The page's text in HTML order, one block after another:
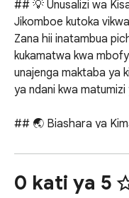
## 💡 Unusalizi wa
Jikomboe kutoka
Zana hii inatambua
kukamatwa kwa
unajenga maktaba ya
ya ndani kwa
## 🌏 Biashara ya
Amazon katika
zenye uwezo mkubwa
SHEIN inaweza
0 kati ya 5